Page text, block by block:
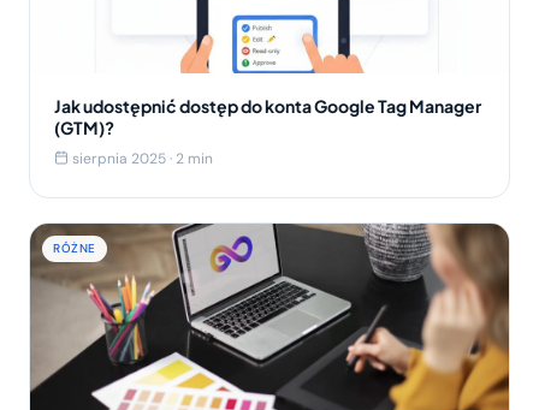
Jak udostępnić dostęp do konta Google Tag Manager
(GTM)?
sierpnia 2025 · 2 min
RÓŻNE